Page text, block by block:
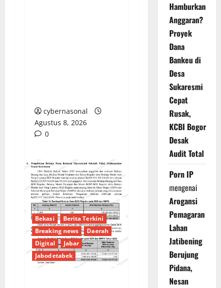
cybernasonal
Agustus 8, 2026
0
Bekasi
Berita Terkini
Breaking news
Daerah
Digital
Jabar
Jabodetabek
Hamburkan
Anggaran?
Proyek
Dana
Bankeu di
Desa
Sukaresmi
Cepat
Rusak,
KCBI Bogor
Desak
Audit Total
Porn IP
mengenai
Arogansi
Pemagaran
Lahan
Jatibening
Berujung
Pidana,
Nesan